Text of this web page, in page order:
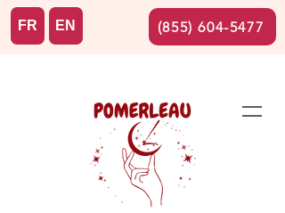
FR EN (855) 604-5477